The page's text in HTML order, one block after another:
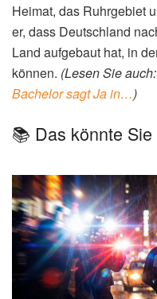
Heimat, das Ruhrgebiet
er, dass Deutschland
Land aufgebaut hat, in
können. (Lesen Sie auch:
Bachelor sagt Ja in…)
📚 Das könnte